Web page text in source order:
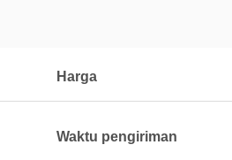
Harga
Waktu pengiriman